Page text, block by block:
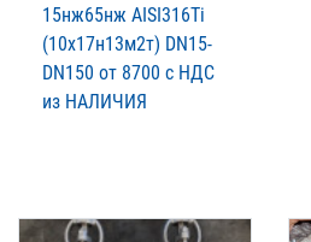
15нж65нж AISI316Ti
(10х17н13м2т) DN15-
DN150 от 8700 с НДС
из НАЛИЧИЯ